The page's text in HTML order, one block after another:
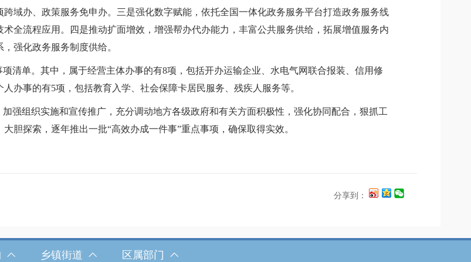
域办、政策服务免申办。三是强化数字赋能，依托全国一体化政务服务平台打造政务服务线
全流程应用。四是推动扩面增效，增强帮办代办能力，丰富公共服务供给，拓展增值服务内
强化政务服务制度供给。
项清单。其中，属于经营主体办事的有8项，包括开办运输企业、水电气网联合报装、信用修
人办事的有5项，包括教育入学、社会保障卡居民服务、残疾人服务等。
强组织实施和宣传推广，充分调动地方各级政府和有关方面积极性，强化协同配合，狠抓工
胆探索，逐年推出一批“高效办成一件事”重点事项，确保取得实效。
分享到：
乡镇街道 区属部门